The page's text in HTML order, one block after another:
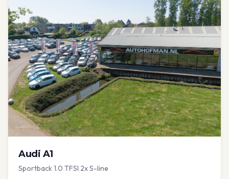
Audi A1
Sportback 1.0 TFSI 2x S-line